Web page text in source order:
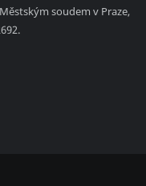
soudem v Praze,